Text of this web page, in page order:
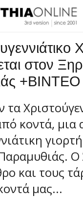
στον
+ΒΙΝΤΕΟ
τα
κοντά, μια
Ο
και τους
μας...